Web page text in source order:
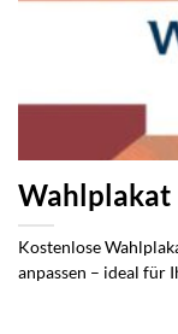
Wahlplakat
Kostenlose
anpassen – ideal für